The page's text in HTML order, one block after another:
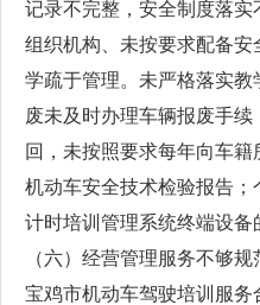
记录不完整，安全制度落
组织机构、未按要求配备
学疏于管理。未严格落实
废未及时办理车辆报废手
回，未按照要求每年向车
机动车安全技术检验报告
计时培训管理系统终端设备
（六）经营管理服务不够
宝鸡市机动车驾驶培训服